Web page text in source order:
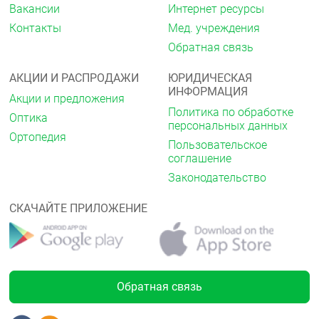
проконсультироваться с врачом.
Применение при беременности и в период
грудного вскармливания
Парацетамол проникает через плацентарный
барьер. В исследованиях на животных и у людей не
было выявлено какого-либо риска при применении
препарата в период беременности или
отрицательного воздействия парацетамола на
развитие эмбриона и плода. Парацетамол может
использоваться во время беременности, однако
целесообразно использовать минимальные
эффективные дозы и максимально коротким
В небольших количествах проникает в грудное
молоко. В исследованиях не было установлено
отрицательного воздействия парацетамола на
Способ применения и дозы
Вакансии
Контакты
Интернет ресурсы
Мед. учреждения
Обратная связь
АКЦИИ И РАСПРОДАЖИ
Акции и предложения
Оптика
Ортопедия
ЮРИДИЧЕСКАЯ
ИНФОРМАЦИЯ
Политика по обработке
персональных данных
Пользовательское
соглашение
Законодательство
СКАЧАЙТЕ ПРИЛОЖЕНИЕ
Обратная связь